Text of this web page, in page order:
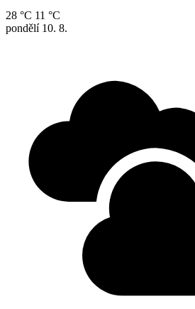
28 °C 11 °C
pondělí 10. 8.